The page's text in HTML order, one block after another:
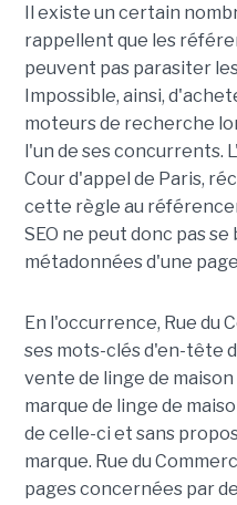
Il existe un certain
rappellent que les
peuvent pas parasiter
Impossible, ainsi,
moteurs de recherche
l'un de ses concurrents.
Cour d'appel de Paris,
cette règle au
SEO ne peut donc pas
métadonnées d'une
En l'occurrence, Rue du
ses mots-clés d'en-tête
vente de linge de maison
marque de linge de
de celle-ci et sans
marque. Rue du
pages concernées par